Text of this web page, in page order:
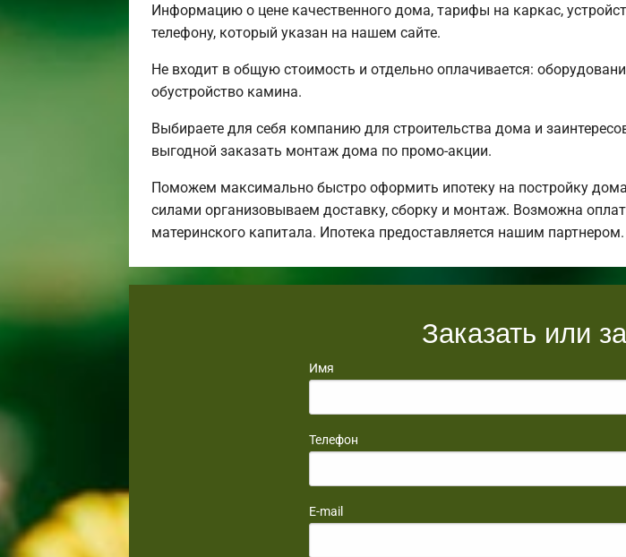
Информацию о цене качественного дома, тарифы на каркас,
телефону, который указан на нашем сайте.
Не входит в общую стоимость и отдельно оплачивается:
обустройство камина.
Выбираете для себя компанию для строительства дома и
выгодной заказать монтаж дома по промо-акции.
Поможем максимально быстро оформить ипотеку на постройку
силами организовываем доставку, сборку и монтаж. Возможна
материнского капитала. Ипотека предоставляется нашим партнером.
Заказать или
Имя
Телефон
E-mail